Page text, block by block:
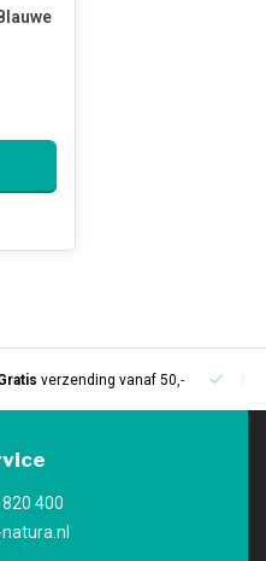
verzending vanaf 50,-
400